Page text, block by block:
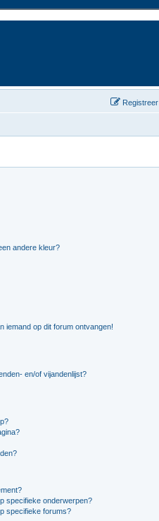
Registreer
andere kleur?
iemand op dit forum ontvangen!
en/of vijandenlijst?
specifieke onderwerpen?
specifieke forums?